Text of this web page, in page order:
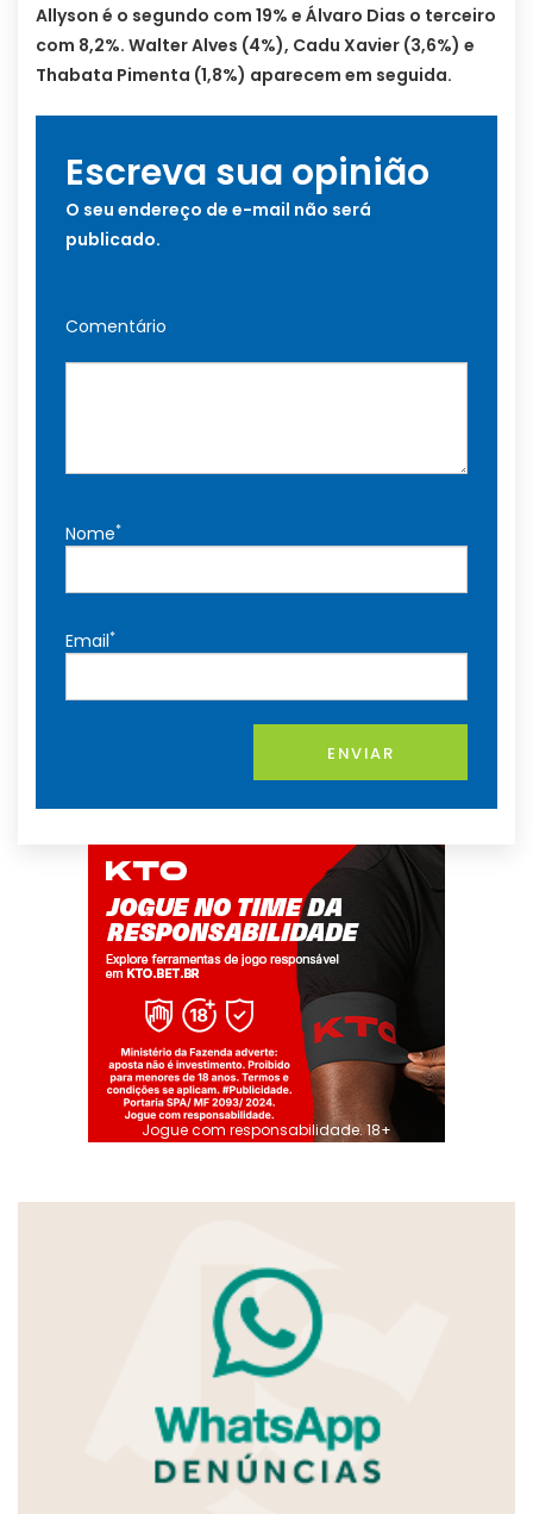
Allyson é o segundo com 19% e Álvaro Dias o terceiro
com 8,2%. Walter Alves (4%), Cadu Xavier (3,6%) e
Thabata Pimenta (1,8%) aparecem em seguida.
Escreva sua opinião
O seu endereço de e-mail não será
publicado.
Comentário
Nome*
Email*
ENVIAR
Jogue com responsabilidade. 18+